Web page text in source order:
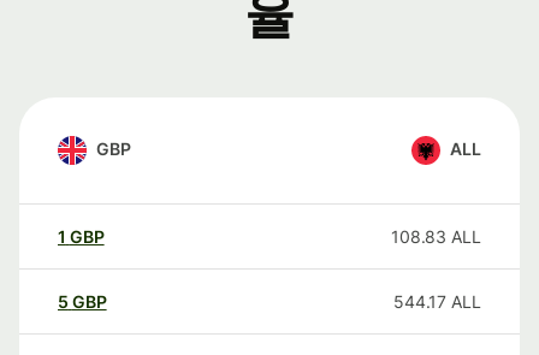
율
GBP ALL
1 GBP 108.83 ALL
5 GBP 544.17 ALL